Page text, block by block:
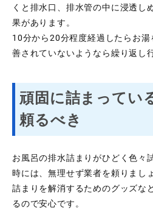
くと排水口、排水管の中に浸透し
果があります。
10分から20分程度経過したらお
善されていないようなら繰り返し
頑固に詰まってい
頼るべき
お風呂の排水詰まりがひどく色々
時には、無理せず業者を頼りまし
詰まりを解消するためのグッズな
るので安心です。